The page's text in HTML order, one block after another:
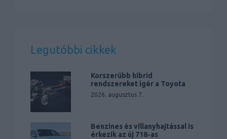
Legutóbbi cikkek
Korszerűbb hibrid
rendszereket ígér a Toyota
2026. augusztus 7.
Benzines és villanyhajtással is
érkezik az új 718-as